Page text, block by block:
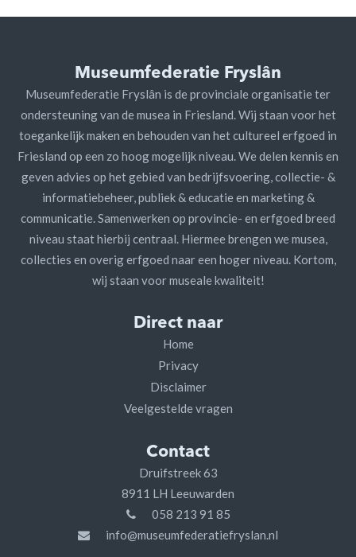
Museumfederatie Fryslân
Museumfederatie Fryslân is de provinciale organisatie ter
ondersteuning van de musea in Friesland. Wij staan voor het
toegankelijk maken en behouden van het cultureel erfgoed in
Friesland op een zo hoog mogelijk niveau. We delen kennis en
geven advies op het gebied van bedrijfsvoering, collectie- &
informatiebeheer, publiek & educatie en marketing &
communicatie. Samenwerken op provincie- en erfgoed breed
niveau staat hierbij centraal. Hiermee brengen we musea,
collecties en overig erfgoed naar een hoger niveau. Kortom,
wij staan voor museale kwaliteit!
Direct naar
Home
Privacy
Disclaimer
Veelgestelde vragen
Contact
Druifstreek 63
8911 LH Leeuwarden
058 213 91 85
info@museumfederatiefryslan.nl